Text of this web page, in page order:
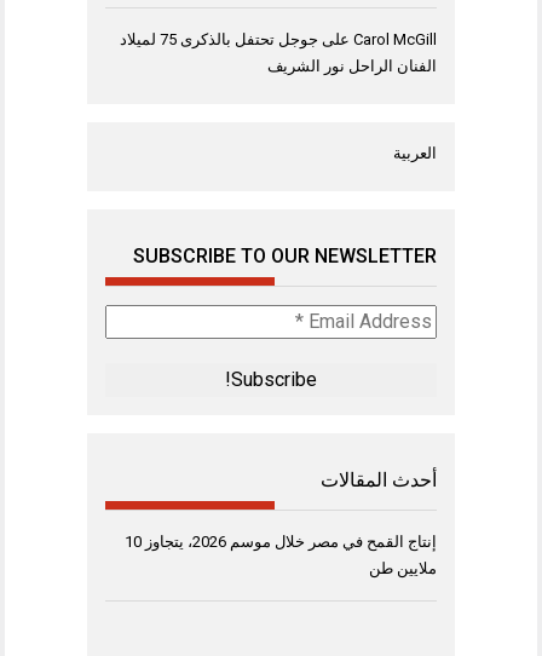
Carol McGill على
جوجل تحتفل بالذكرى 75 لميلاد
الفنان الراحل نور الشريف
العربية
SUBSCRIBE TO OUR NEWSLETTER
Email
Address
أحدث المقالات
إنتاج القمح في مصر خلال موسم 2026، يتجاوز 10
ملايين طن